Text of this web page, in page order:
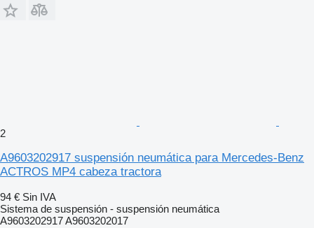
2
A9603202917 suspensión neumática para Mercedes-Benz
ACTROS MP4 cabeza tractora
94 € Sin IVA
Sistema de suspensión - suspensión neumática
A9603202917 A9603202017